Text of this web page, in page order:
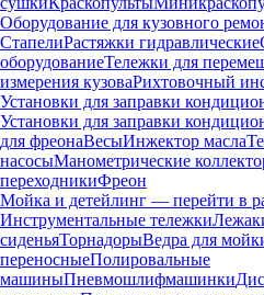
Оборудование для кузовного
СтапелиРастяжки гидравлические
оборудованиеТележки для
измерения кузоваРихтовочный
Установки для заправки
Установки для заправки
для фреонаВесыИнжектор масла
насосыМанометрические
переходникиФреон
Мойка и детейлинг — перейти в
Инструментальные тележки
сиденьяТорнадорыВедра для
переносныеПолировальные
машиныПневмошлифмашинки